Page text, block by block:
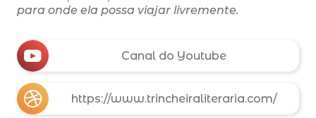
para onde ela possa viajar livremente.
Canal do Youtube
https://www.trincheiraliteraria.com/